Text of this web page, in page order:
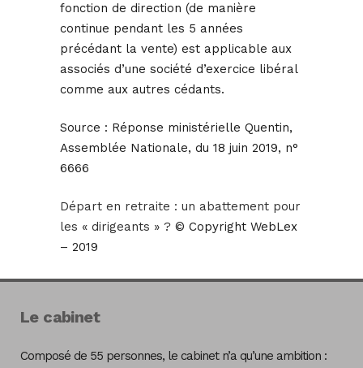
fonction de direction (de manière
continue pendant les 5 années
précédant la vente) est applicable aux
associés d’une société d’exercice libéral
comme aux autres cédants.
Source : Réponse ministérielle Quentin,
Assemblée Nationale, du 18 juin 2019, n°
6666
Départ en retraite : un abattement pour
les « dirigeants » ? © Copyright WebLex
– 2019
Le cabinet
Composé de 55 personnes, le cabinet n’a qu’une ambition :